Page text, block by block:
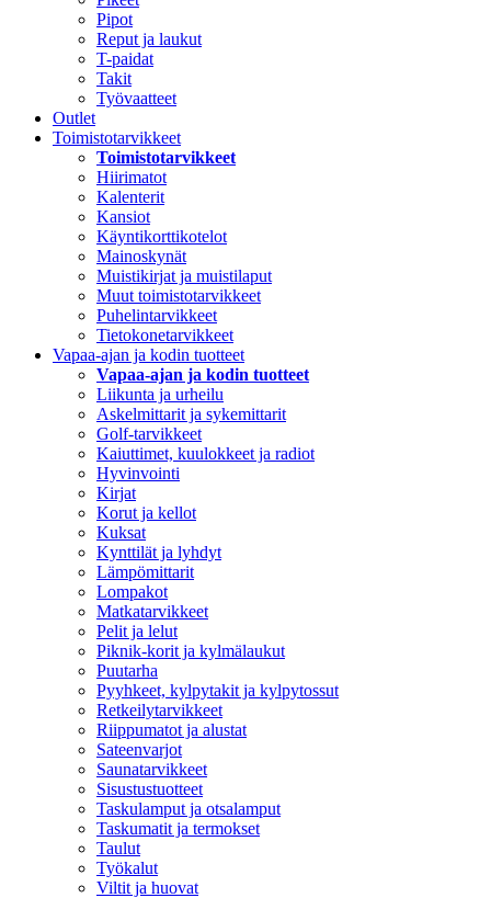
Pipot
Reput ja laukut
T-paidat
Takit
Työvaatteet
Outlet
Toimistotarvikkeet
Toimistotarvikkeet
Hiirimatot
Kalenterit
Kansiot
Käyntikorttikotelot
Mainoskynät
Muistikirjat ja muistilaput
Muut toimistotarvikkeet
Puhelintarvikkeet
Tietokonetarvikkeet
Vapaa-ajan ja kodin tuotteet
Vapaa-ajan ja kodin tuotteet
Liikunta ja urheilu
Askelmittarit ja sykemittarit
Golf-tarvikkeet
Kaiuttimet, kuulokkeet ja radiot
Hyvinvointi
Kirjat
Korut ja kellot
Kuksat
Kynttilät ja lyhdyt
Lämpömittarit
Lompakot
Matkatarvikkeet
Pelit ja lelut
Piknik-korit ja kylmälaukut
Puutarha
Pyyhkeet, kylpytakit ja kylpytossut
Retkeilytarvikkeet
Riippumatot ja alustat
Sateenvarjot
Saunatarvikkeet
Sisustustuotteet
Taskulamput ja otsalamput
Taskumatit ja termokset
Taulut
Työkalut
Viltit ja huovat